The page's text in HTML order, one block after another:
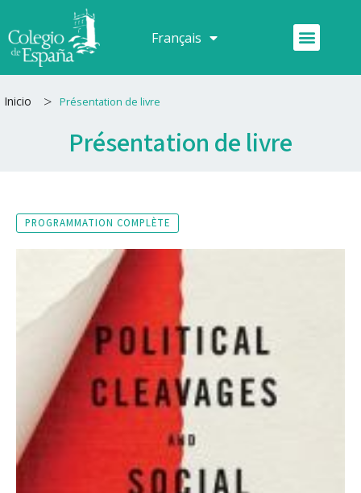
au
contenu
Français
Español Menu
Inicio > Présentation de livre
Présentation de livre
PROGRAMMATION COMPLÈTE